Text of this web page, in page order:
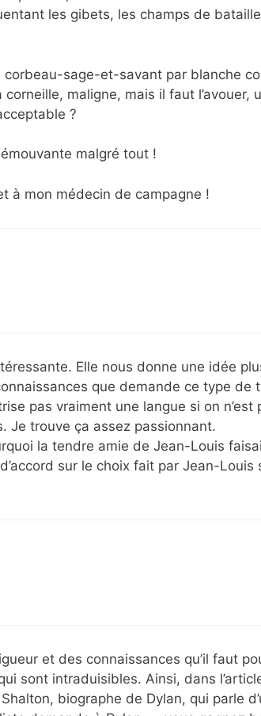
les gibets, les champs de
corbeau-sage-et-savant par blanche
maligne, mais il faut l’avouer,
?
malgré tout !
à mon médecin de campagne !
Elle nous donne une idée
que demande ce type de
pas vraiment une langue si on n’est
Je trouve ça assez passionnant.
la tendre amie de Jean-Louis
d’accord sur le choix fait par Jean-Louis
et des connaissances qu’il faut
sont intraduisibles. Ainsi, dans
biographe de Dylan, qui parle